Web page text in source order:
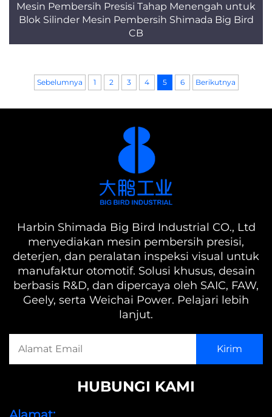
Mesin Pembersih Presisi Tahap Menengah untuk
Blok Silinder Mesin Pembersih Shimada Big Bird
CB
Sebelumnya 1 2 3 4 5 6 Berikutnya
Harbin Shimada Big Bird Industrial CO., Ltd
menyediakan mesin pembersih presisi,
deterjen, dan peralatan inspeksi visual untuk
manufaktur otomotif. Solusi khusus, desain
berbasis R&D, dan dipercaya oleh SAIC, FAW,
Geely, serta Weichai Power. Pelajari lebih
lanjut.
HUBUNGI KAMI